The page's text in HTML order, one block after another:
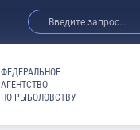
ФЕДЕРАЛЬНОЕ
АГЕНТСТВО
ПО РЫБОЛОВСТВУ